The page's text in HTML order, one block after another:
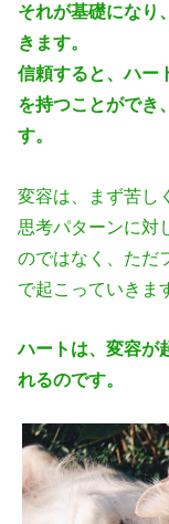
それが基礎になり
きます。
信頼すると、ハー
を持つことができ
す。
変容は、まず苦し
思考パターンに対
のではなく、ただ
で起こっていきま
ハートは、変容が
れるのです。